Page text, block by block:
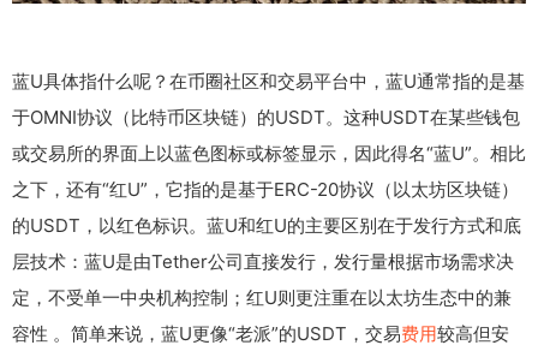
蓝U具体指什么呢？在币圈社区和交易平台中，蓝U通常指的是基
于OMNI协议（比特币区块链）的USDT。这种USDT在某些钱包
或交易所的界面上以蓝色图标或标签显示，因此得名“蓝U”。相比
之下，还有“红U”，它指的是基于ERC-20协议（以太坊区块链）
的USDT，以红色标识。蓝U和红U的主要区别在于发行方式和底
层技术：蓝U是由Tether公司直接发行，发行量根据市场需求决
定，不受单一中央机构控制；红U则更注重在以太坊生态中的兼
容性 。简单来说，蓝U更像“老派”的USDT，交易费用较高但安